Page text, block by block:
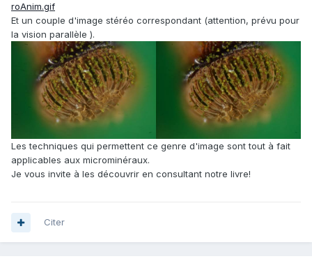
roAnim.gif
Et un couple d'image stéréo correspondant (attention, prévu pour
la vision parallèle ).
Les techniques qui permettent ce genre d'image sont tout à fait
applicables aux microminéraux.
Je vous invite à les découvrir en consultant notre livre!
Citer